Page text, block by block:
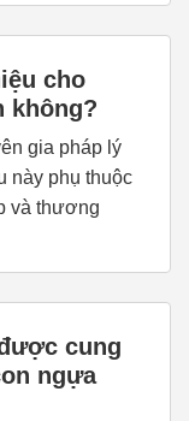
cho
không?
gia pháp lý
này phụ thuộc
và thương
cung
ngựa